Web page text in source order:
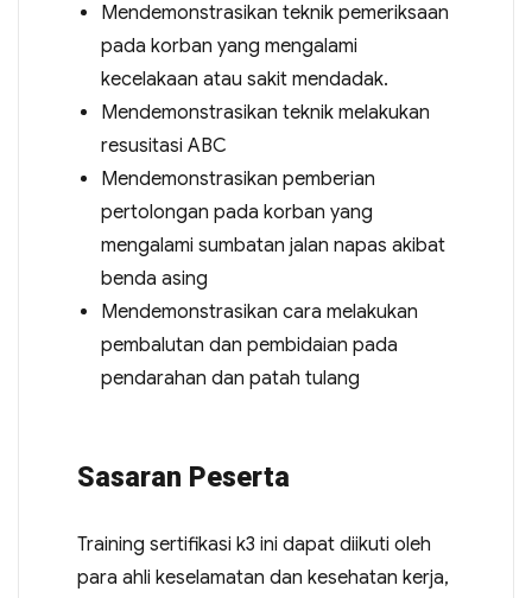
Mendemonstrasikan teknik pemeriksaan
pada korban yang mengalami
kecelakaan atau sakit mendadak.
Mendemonstrasikan teknik melakukan
resusitasi ABC
Mendemonstrasikan pemberian
pertolongan pada korban yang
mengalami sumbatan jalan napas akibat
benda asing
Mendemonstrasikan cara melakukan
pembalutan dan pembidaian pada
pendarahan dan patah tulang
Sasaran Peserta
Training sertifikasi k3 ini dapat diikuti oleh
para ahli keselamatan dan kesehatan kerja,